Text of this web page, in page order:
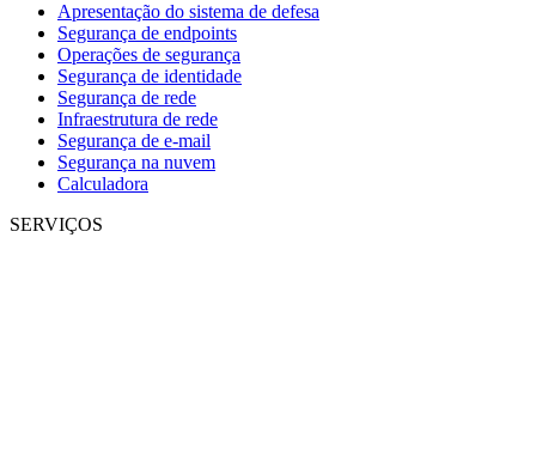
Apresentação do sistema de defesa
Segurança de endpoints
Operações de segurança
Segurança de identidade
Segurança de rede
Infraestrutura de rede
Segurança de e-mail
Segurança na nuvem
Calculadora
SERVIÇOS